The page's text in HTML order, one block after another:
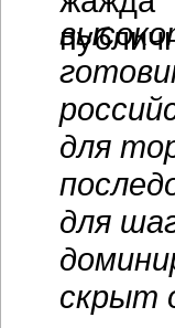
для
для
скрыт